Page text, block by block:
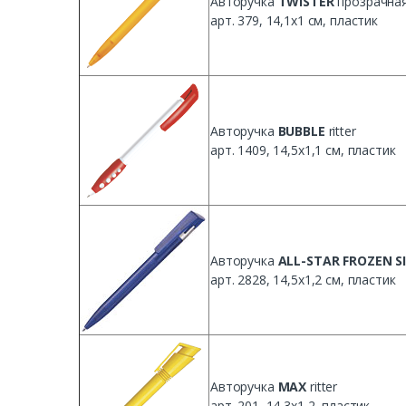
арт. 379, 14,1x1 см, пластик
Авторучка BUBBLE ritter
арт. 1409, 14,5x1,1 см, пластик
Авторучка ALL-STAR FROZEN
арт. 2828, 14,5х1,2 см, пластик
Авторучка MAX ritter